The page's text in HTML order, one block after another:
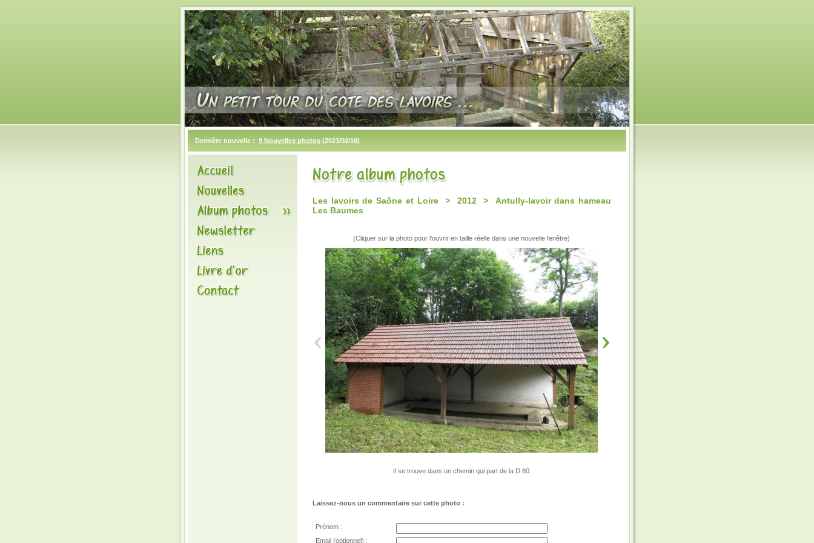
Dernière nouvelle : 9 Nouvelles photos (2023/02/16)
Les lavoirs de Saône et Loire > 2012 > Antully-lavoir dans hameau
Les Baumes
(Cliquer sur la photo pour l'ouvrir en taille réelle dans une nouvelle fenêtre)
Il se trouve dans un chemin qui part de la D 80.
Laissez-nous un commentaire sur cette photo :
Prénom :
Email (optionnel) :